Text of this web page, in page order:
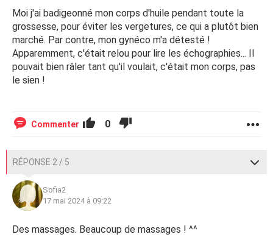
Moi j'ai badigeonné mon corps d'huile pendant toute la
grossesse, pour éviter les vergetures, ce qui a plutôt bien
marché. Par contre, mon gynéco m'a détesté !
Apparemment, c'était relou pour lire les échographies... Il
pouvait bien râler tant qu'il voulait, c'était mon corps, pas
le sien !
Commenter 0
RÉPONSE 2 / 5
Sofia2
17 mai 2024 à 09:22
Des massages. Beaucoup de massages ! ^^